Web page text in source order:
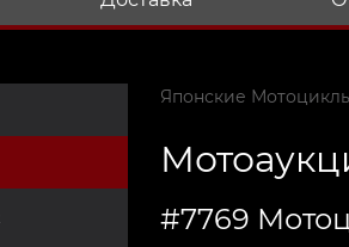
Японские
#7769